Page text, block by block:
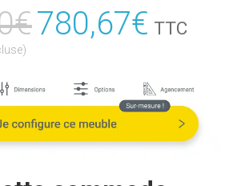
€Le
initial
était :
1
780,67€Le
actuel
est :
TTC